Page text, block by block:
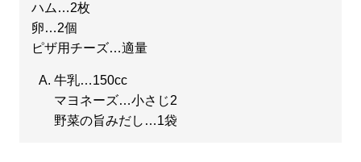
ハム…2枚
卵…2個
ピザ用チーズ…適量
牛乳…150cc
マヨネーズ…小さじ2
野菜の旨みだし…1袋